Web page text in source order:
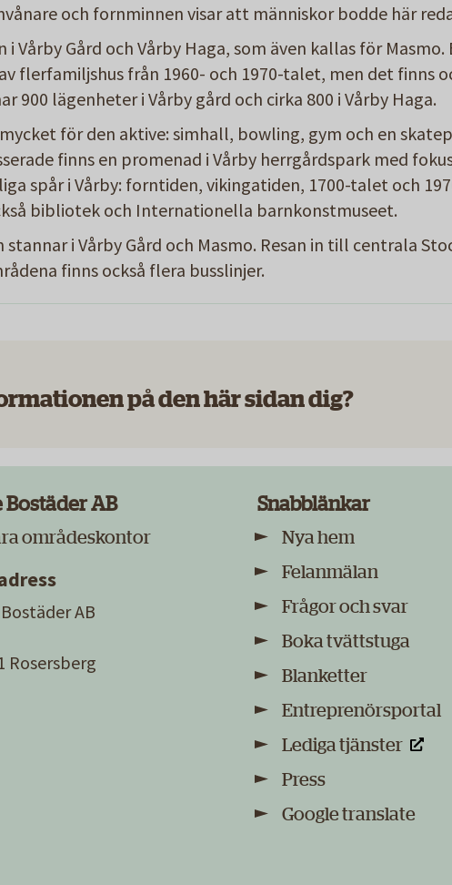
och fornminnen visar att människor bodde här
i Vårby Gård och Vårby Haga, som även kallas för
flerfamiljshus från 1960- och 1970-talet, men det finns
900 lägenheter i Vårby gård och cirka 800 i Vårby Haga.
för den aktive: simhall, bowling, gym och en
finns en promenad i Vårby herrgårdspark med
spår i Vårby: forntiden, vikingatiden, 1700-talet och
bibliotek och Internationella barnkonstmuseet.
stannar i Vårby Gård och Masmo. Resan in till centrala
finns också flera busslinjer.
på den här sidan dig?
Bostäder AB
områdeskontor
AB
Rosersberg
Snabblänkar
Nya hem
Felanmälan
Frågor och svar
Boka tvättstuga
Blanketter
Entreprenörsportal
Lediga tjänster
Press
Google translate